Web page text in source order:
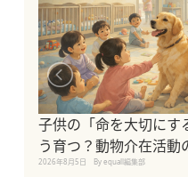
子供の「命を大切にす
う育つ？動物介在活動
2026年8月5日 By equall編集部